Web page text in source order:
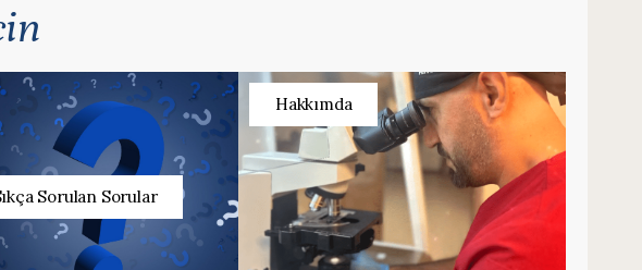
Sorulan Sorular
Hakkımda